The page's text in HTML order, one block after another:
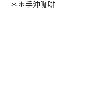
＊＊手沖咖啡